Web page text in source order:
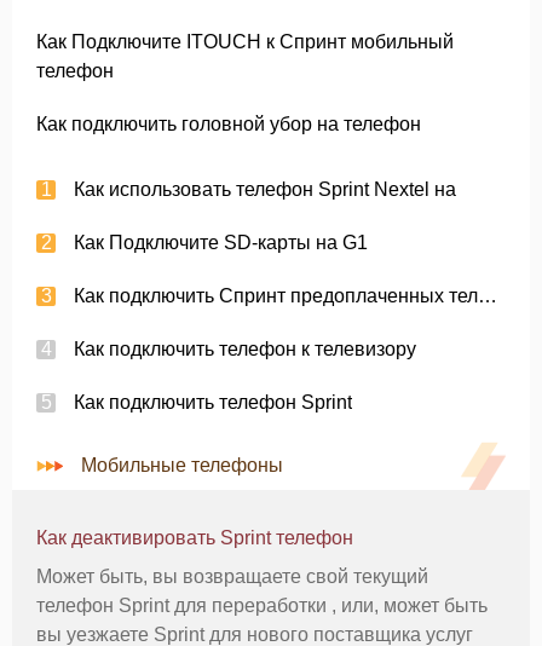
Как Подключите ITOUCH к Спринт мобильный
телефон
Как подключить головной убор на телефон
Как использовать телефон Sprint Nextel на
Как Подключите SD-карты на G1
Как подключить Спринт предоплаченных телефонных
Как подключить телефон к телевизору
Как подключить телефон Sprint
Мобильные телефоны
Как деактивировать Sprint телефон
Может быть, вы возвращаете свой ​​текущий
телефон Sprint для переработки , или, может быть
вы уезжаете Sprint для нового поставщика услуг